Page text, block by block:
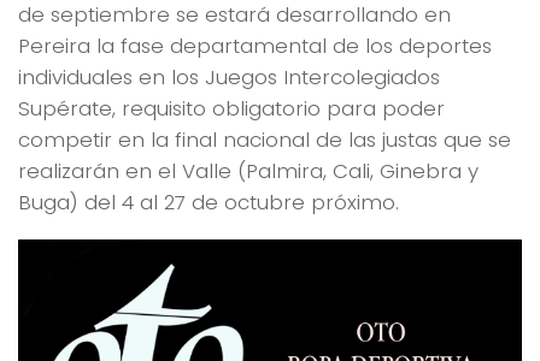
de septiembre se estará desarrollando en
Pereira la fase departamental de los deportes
individuales en los Juegos Intercolegiados
Supérate, requisito obligatorio para poder
competir en la final nacional de las justas que se
realizarán en el Valle (Palmira, Cali, Ginebra y
Buga) del 4 al 27 de octubre próximo.